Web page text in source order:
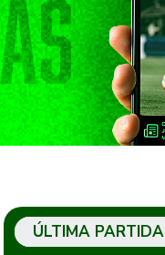
ÚLTIMA PARTIDA